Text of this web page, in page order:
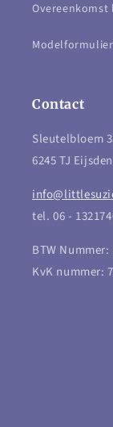
Overeenkomst
Contact
Sleutelbloem
6245 TJ
tel. 06 -
BTW Nummer:
KvK nummer: